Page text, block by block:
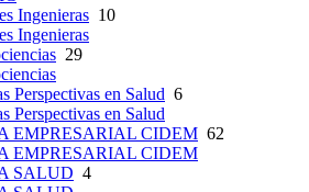
Ingenieras 10
Ingenieras
29
Perspectivas en Salud 6
Perspectivas en Salud
EMPRESARIAL CIDEM 62
EMPRESARIAL CIDEM
SALUD 4